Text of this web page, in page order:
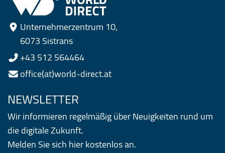
Unternehmerzentrum 10,
6073 Sistrans
+43 512 564464
office(at)world-direct.at
NEWSLETTER
Wir informieren regelmäßig über Neuigkeiten rund um
die digitale Zukunft.
Melden Sie sich hier kostenlos an.